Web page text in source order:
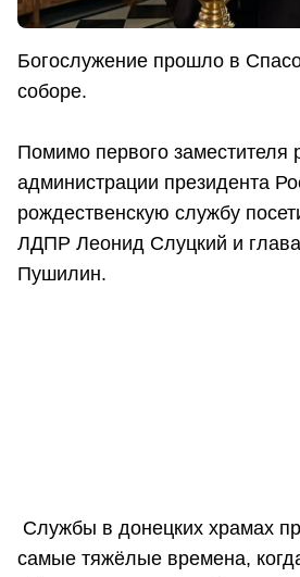
Богослужение прошло в
соборе.
Помимо первого заместителя
администрации президента
рождественскую службу
ЛДПР Леонид Слуцкий и
Пушилин.
Службы в донецких храмах
самые тяжёлые времена,